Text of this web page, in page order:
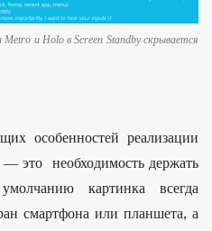
и Holo в Screen Standby скрывается
особенностей реализации
это необходимость держать
картинка всегда
смартфона или планшета, а